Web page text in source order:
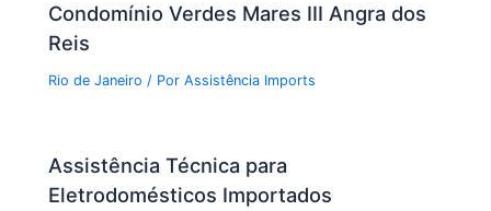
Condomínio Verdes Mares III Angra dos
Reis
Rio de Janeiro / PorAssistência Imports
Assistência Técnica para
Eletrodomésticos Importados